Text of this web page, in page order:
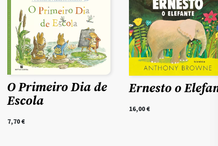
O Primeiro Dia de
Escola
7,70€
Ernesto o
16,00€